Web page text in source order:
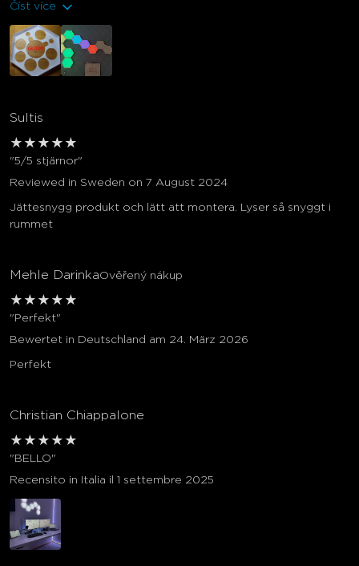
Číst více
Sultis
★ ★ ★ ★ ★
"5/5 stjärnor"
Reviewed in Sweden on 7 August 2024
Jättesnygg produkt och lätt att montera. Lyser så snyggt i
rummet
Mehle DarinkaOvěřený nákup
★ ★ ★ ★ ★
"Perfekt"
Bewertet in Deutschland am 24. März 2026
Perfekt
Christian Chiappalone
★ ★ ★ ★ ★
"BELLO"
Recensito in Italia il 1 settembre 2025